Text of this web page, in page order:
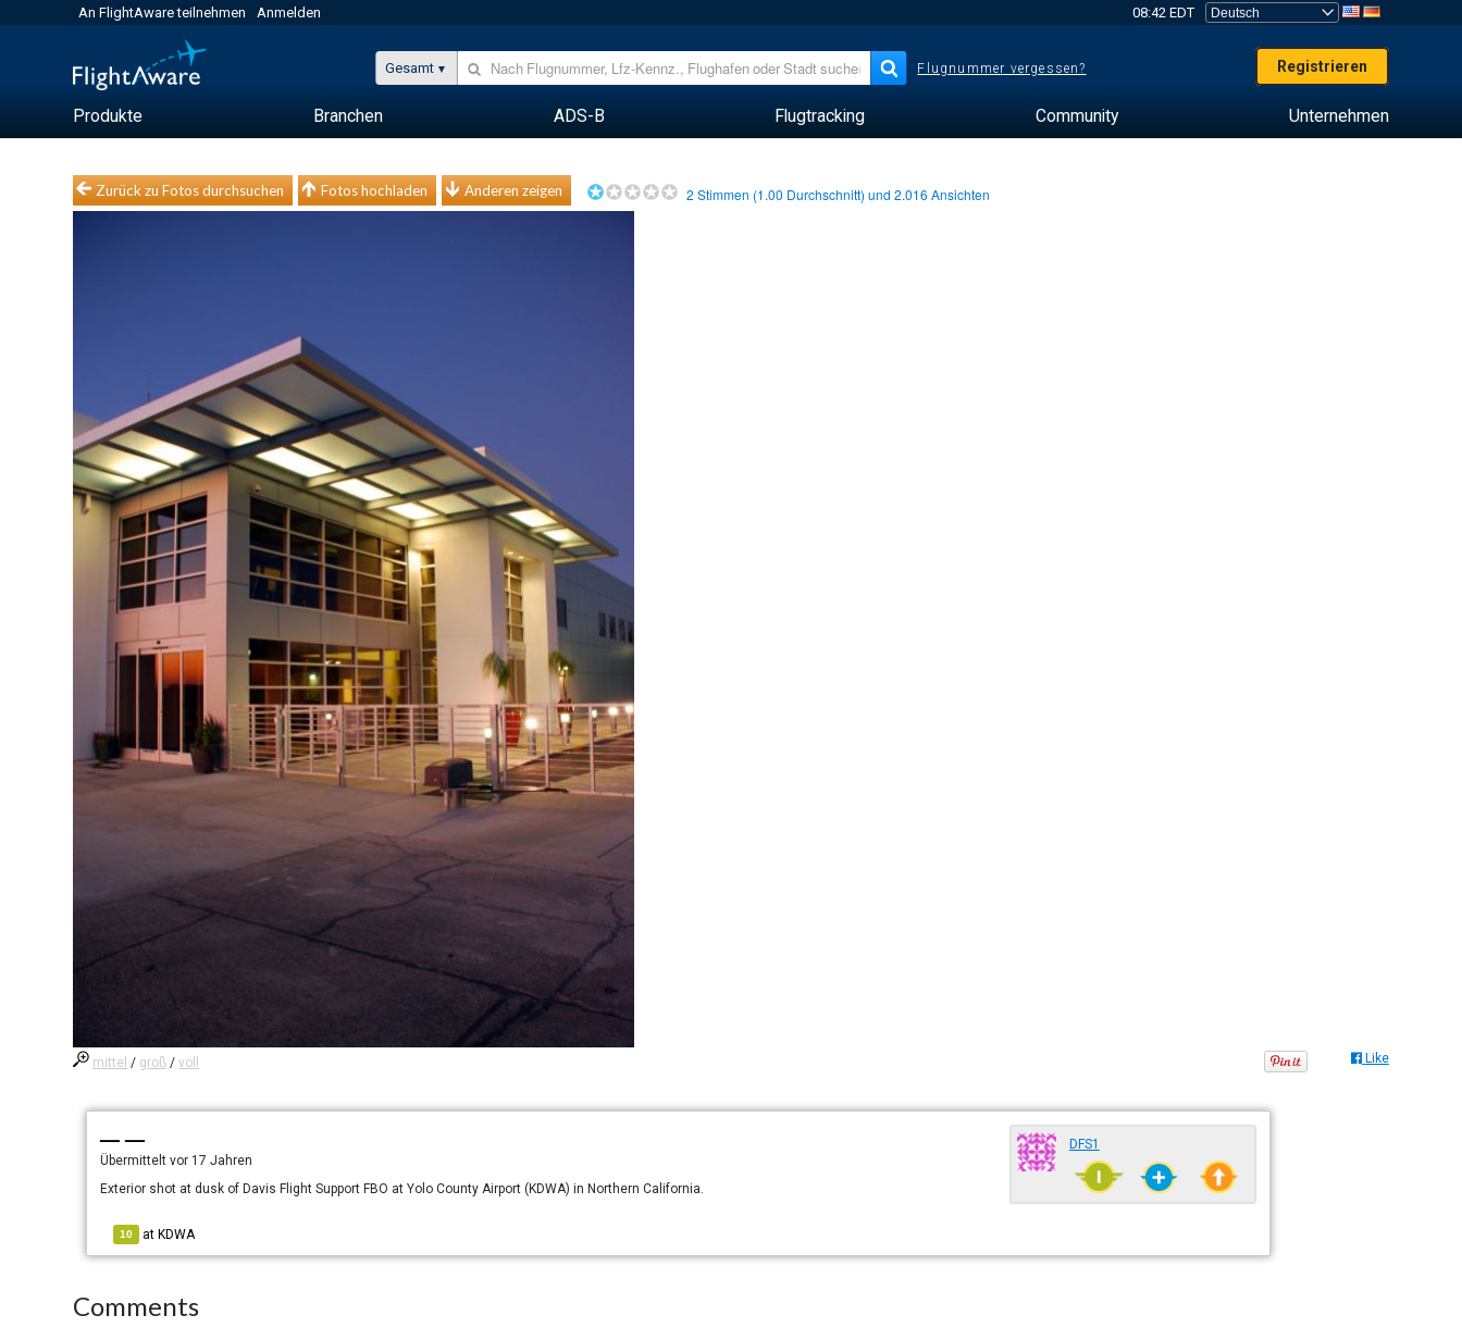
An FlightAware teilnehmen Anmelden 08:42 EDT
Gesamt Flugnummer vergessen? Registrieren
Produkte Branchen ADS-B Flugtracking Community Unternehmen
Zurück zu Fotos durchsuchen Fotos hochladen Anderen zeigen 2 Stimmen (1.00 Durchschnitt) und2.016 Ansichten
mittel / groß /voll Like
— —
Übermitteltvor 17 Jahren
Exterior shot at dusk of Davis Flight Support FBO at Yolo County Airport (KDWA) in Northern California.
10 at KDWA
DFS1
Comments